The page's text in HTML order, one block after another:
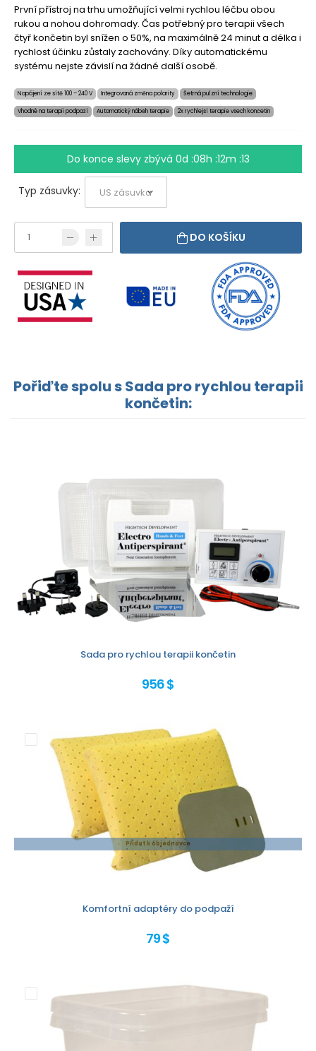
První přístroj na trhu umožňující velmi rychlou léčbu obou
rukou a nohou dohromady. Čas potřebný pro terapii všech
čtyř končetin byl snížen o 50%, na maximálně 24 minut a délka i
rychlost účinku zůstaly zachovány. Díky automatickému
systému nejste závislí na žádné další osobě.
Napájení ze sítě 100 – 240 V Integrovaná změna polarity Šetrná pulzní technologie
Vhodné na terapii podpaží Automatický náběh terapie 2x rychlejší terapie všech končetin
Do konce slevy zbývá 0d :08h :12m :12
Typ zásuvky:
DO KOŠÍKU
Pořiďte spolu s Sada pro rychlou terapii
končetin:
Sada pro rychlou terapii končetin
956 $
Přidat k objednávce
Komfortní adaptéry do podpaží
79 $